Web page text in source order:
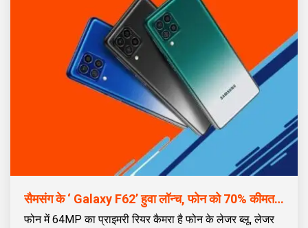
सैमसंग के ‘ Galaxy F62’ हुवा लॉन्च, फोन को 70% कीमत देकर खरीदा जा सकता है
फोन में 64MP का प्राइमरी रियर कैमरा है फोन के लेजर ब्लू, लेजर